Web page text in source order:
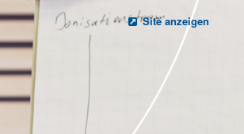
Site anzeigen